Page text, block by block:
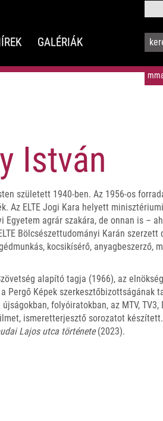
GALÉRIÁK
István
született 1940-ben. Az 1956-os
Az ELTE Jogi Kara helyett
Egyetem agrár szakára, de onnan is –
Bölcsészettudományi Karán
kocsikísérő, anyagbeszerző,
alapító tagja (1966), az
Pergő Képek szerkesztőbizottságának
folyóiratokban, az MTV,
ismeretterjesztő sorozatot
Lajos utca története(2023).